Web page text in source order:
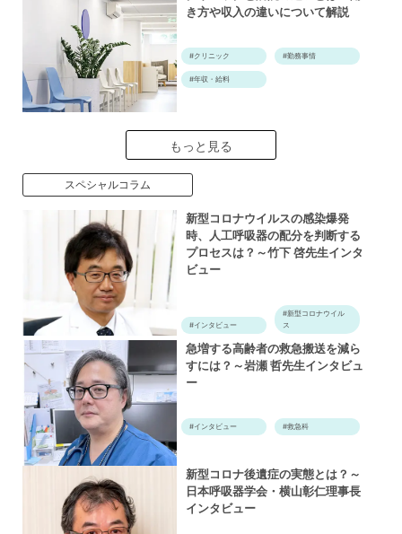
き方や収入の違いについて解説
#クリニック #勤務事情
#年収・給料
もっと見る
スペシャルコラム
新型コロナウイルスの感染爆発
時、人工呼吸器の配分を判断する
プロセスは？～竹下 啓先生インタ
ビュー
#インタビュー
#新型コロナウイル
ス
急増する高齢者の救急搬送を減ら
すには？～岩瀬 哲先生インタビュ
ー
#インタビュー #救急科
新型コロナ後遺症の実態とは？～
日本呼吸器学会・横山彰仁理事長
インタビュー